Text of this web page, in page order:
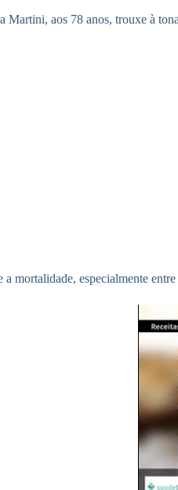
Martini, aos 78 anos, trouxe à
mortalidade, especialmente